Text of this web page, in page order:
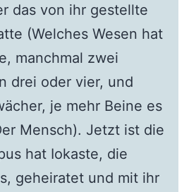
das von ihr gestellte
(Welches Wesen hat
manchmal zwei
drei oder vier, und
je mehr Beine es
Mensch). Jetzt ist die
hat Iokaste, die
geheiratet und mit ihr